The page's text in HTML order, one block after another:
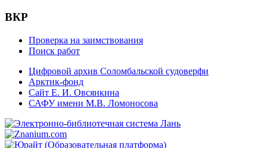
ВКР
Проверка на заимствования
Поиск работ
Цифровой архив Соломбальской судоверфи
Арктик-фонд
Сайт Е. И. Овсянкина
САФУ имени М.В. Ломоносова